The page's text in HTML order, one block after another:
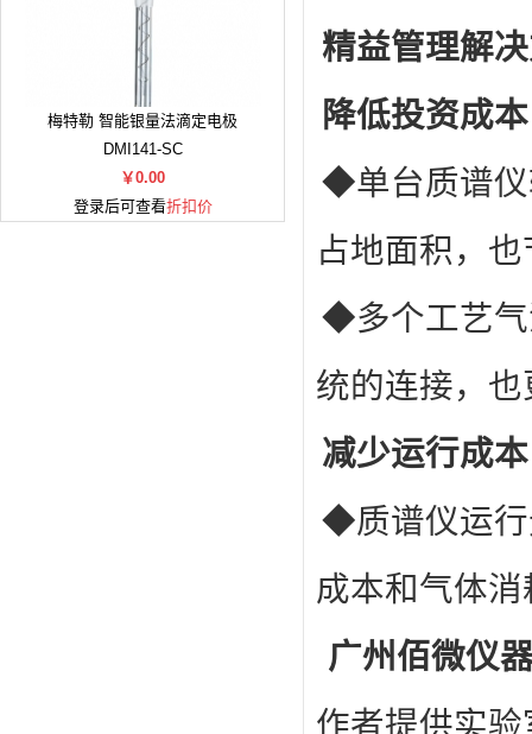
精益管理解
降低投资成本
◆单台质谱仪
占地面积，
◆多个工艺气
统的连接，
减少运行成本
◆质谱仪运行
成本和气体消
广州佰微仪
作者提供实
梅特勒 智能银量法滴定电极
DMI141-SC
￥0.00
登录后可查看折扣价